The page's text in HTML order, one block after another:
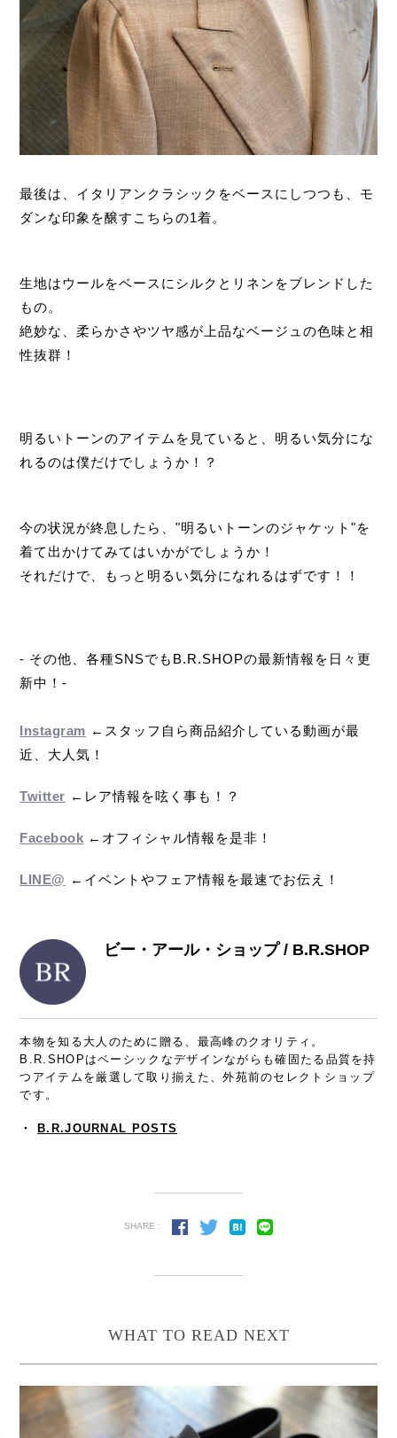
最後は、イタリアンクラシックをベースにしつつも、モ
ダンな印象を醸すこちらの1着。
生地はウールをベースにシルクとリネンをブレンドした
もの。
絶妙な、柔らかさやツヤ感が上品なベージュの色味と相
性抜群！
明るいトーンのアイテムを見ていると、明るい気分にな
れるのは僕だけでしょうか！？
今の状況が終息したら、"明るいトーンのジャケット"を
着て出かけてみてはいかがでしょうか！
それだけで、もっと明るい気分になれるはずです！！
- その他、各種SNSでもB.R.SHOPの最新情報を日々更
新中！-
Instagram ←スタッフ自ら商品紹介している動画が最
近、大人気！
Twitter ←レア情報を呟く事も！？
Facebook ←オフィシャル情報を是非！
LINE@ ←イベントやフェア情報を最速でお伝え！
ビー・アール・ショップ / B.R.SHOP
本物を知る大人のために贈る、最高峰のクオリティ。
B.R.SHOPはベーシックなデザインながらも確固たる品質を持
つアイテムを厳選して取り揃えた、外苑前のセレクトショップ
です。
・ B.R.JOURNAL POSTS
SHARE :
WHAT TO READ NEXT